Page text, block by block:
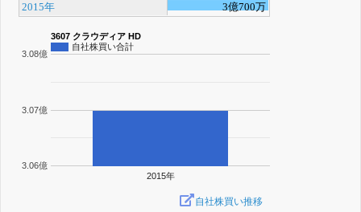
2015年 3億700万
3607 クラウディア HD
自社株買い合計
2015年
3.06億
3.07億
3.08億
自社株買い推移